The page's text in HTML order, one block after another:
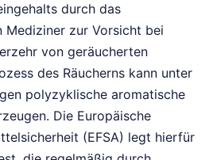
durch das
Mediziner zur Vorsicht bei
von geräucherten
des Räucherns kann unter
polyzyklische aromatische
Die Europäische
(EFSA) legt hierfür